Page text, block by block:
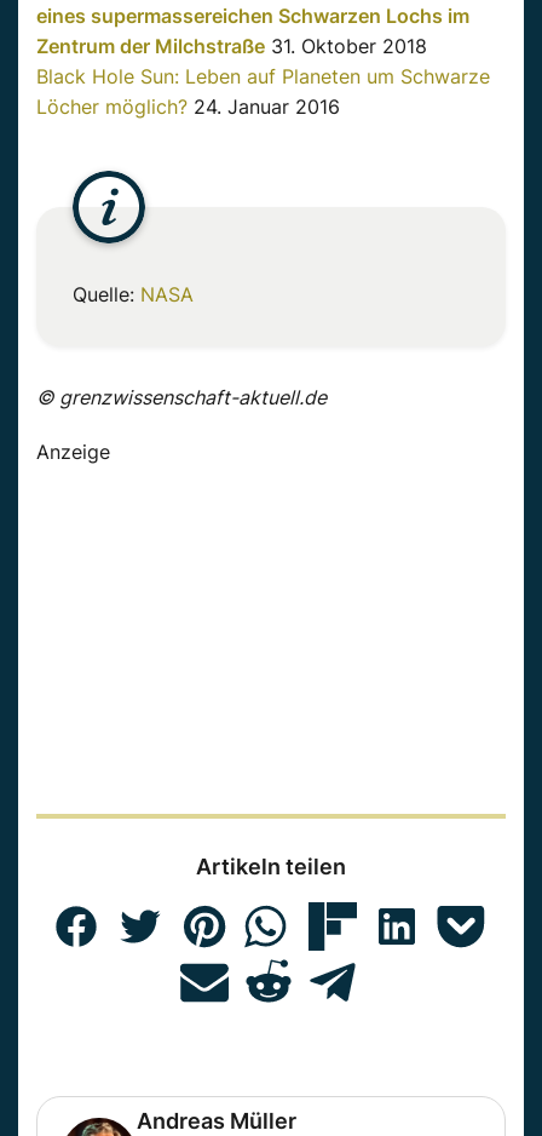
eines supermassereichen Schwarzen Lochs im
Zentrum der Milchstraße 31. Oktober 2018
Black Hole Sun: Leben auf Planeten um Schwarze
Löcher möglich? 24. Januar 2016
Quelle: NASA
© grenzwissenschaft-aktuell.de
Anzeige
Artikeln teilen
Andreas Müller